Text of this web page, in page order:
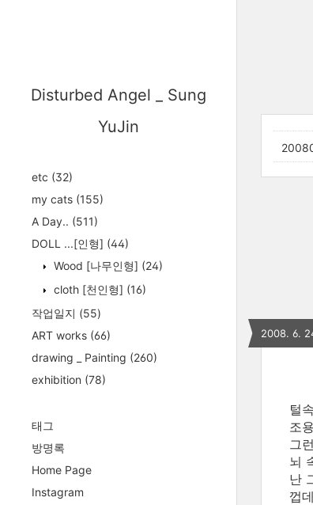
Disturbed Angel _ Sung
YuJin
etc (32)
my cats (155)
A Day.. (511)
DOLL ...[인형] (44)
Wood [나무인형] (24)
cloth [천인형] (16)
작업일지 (55)
ART works (66)
drawing _ Painting (260)
exhibition (78)
태그
방명록
Home Page
Instagram
2008. 6.
털
조
그
뇌
난
껍